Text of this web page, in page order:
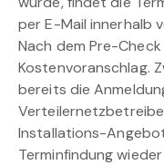
per E-Mail innerhalb
Nach dem Pre-
Kostenvoranschlag.
bereits die
Installations-
Terminfindung